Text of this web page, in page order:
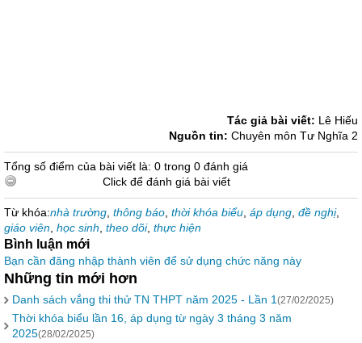
Tác giả bài viết: Lê Hiếu
Nguồn tin: Chuyên môn Tư Nghĩa 2
Tổng số điểm của bài viết là: 0 trong 0 đánh giá
Click để đánh giá bài viết
Từ khóa:nhà trường thông báo thời khóa biểu áp dụng đề nghị,
giáo viên học sinh theo dõi, thực hiện
Bình luận mới
Bạn cần đăng nhập thành viên để sử dụng chức năng này
Những tin mới hơn
Danh sách vắng thi thử TN THPT năm 2025 - Lần 1 (27/02/2025)
Thời khóa biểu lần 16, áp dụng từ ngày 3 tháng 3 năm
2025(28/02/2025)